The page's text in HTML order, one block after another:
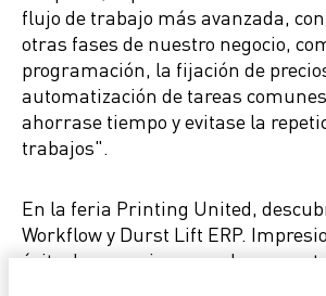
flujo de trabajo más avanzada,
otras fases de nuestro negocio,
programación, la fijación de
automatización de tareas
ahorrase tiempo y evitase la
trabajos".
En la feria Printing United,
Workflow y Durst Lift ERP.
éxito de un socio proveedor con